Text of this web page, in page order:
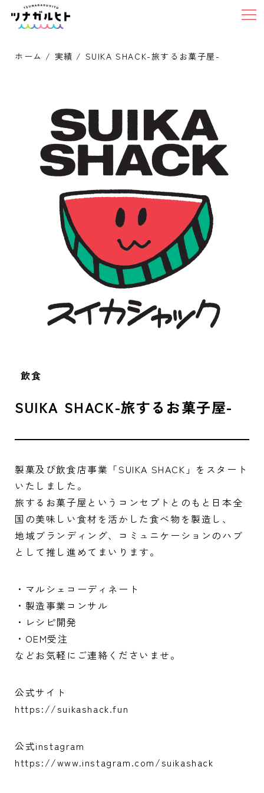
ホーム / 実績 / SUIKA SHACK-旅するお菓子屋-
飲食
SUIKA SHACK-旅するお菓子屋-
製菓及び飲食店事業「SUIKA SHACK」をスタート
いたしました。
旅するお菓子屋というコンセプトとのもと日本全
国の美味しい食材を活かした食べ物を製造し、
地域ブランディング、コミュニケーションのハブ
として推し進めてまいります。
・マルシェコーディネート
・製造事業コンサル
・レシピ開発
・OEM受注
などお気軽にご連絡くださいませ。
公式サイト
https://suikashack.fun
公式instagram
https://www.instagram.com/suikashack